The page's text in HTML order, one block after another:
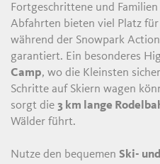
Fortgeschrittene und
Abfahrten bieten viel Platz
während der Snowpark
garantiert. Ein besonderes
Camp, wo die Kleinsten
Schritte auf Skiern wagen
sorgt die3 km lange
Wälder führt.
Nutze den bequemenSki-